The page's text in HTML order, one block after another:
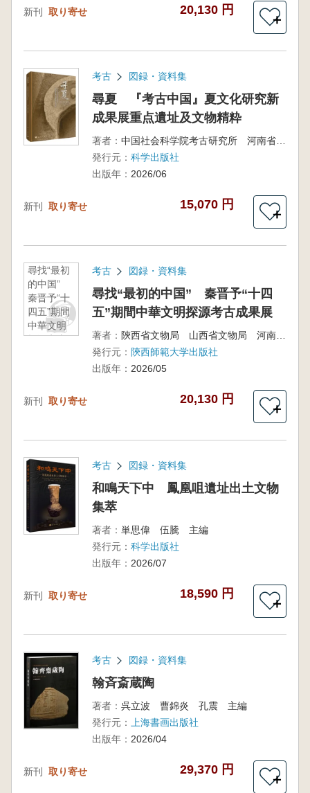
新刊 取り寄せ 20,130 円
＋
考古 図録・資料集
尋夏 『考古中国』夏文化研究新
成果展重点遺址及文物精粋
著者：
中国社会科学院考古研究所 河南省文物考古研究院 二里頭夏都遺址博物館 編
発行元： 科学出版社
出版年： 2026/06
新刊 取り寄せ 15,070 円
＋
尋找“最初
的中国”
秦晋予“十
四五”期間
中華文明
探源考古
考古 図録・資料集
尋找“最初的中国” 秦晋予“十四
五”期間中華文明探源考古成果展
著者：
陝西省文物局 山西省文物局 河南省文物局 編
発行元： 陝西師範大学出版社
出版年： 2026/05
新刊 取り寄せ 20,130 円
＋
考古 図録・資料集
和鳴天下中 鳳凰咀遺址出土文物
集萃
著者： 単思偉 伍騰 主編
発行元： 科学出版社
出版年： 2026/07
新刊 取り寄せ 18,590 円
＋
考古 図録・資料集
翰斉斎蔵陶
著者： 呉立波 曹錦炎 孔震 主編
発行元：
上海書画出版社
出版年： 2026/04
新刊 取り寄せ 29,370 円
＋